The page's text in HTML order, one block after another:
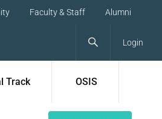
Faculty & Staff Alumni
Login
Track OSIS